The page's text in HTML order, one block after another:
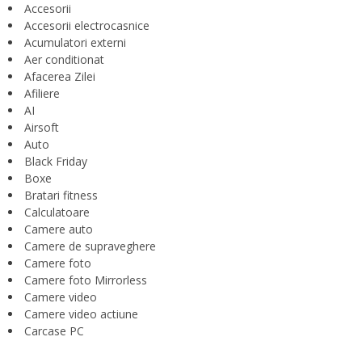
Accesorii
Accesorii electrocasnice
Acumulatori externi
Aer conditionat
Afacerea Zilei
Afiliere
AI
Airsoft
Auto
Black Friday
Boxe
Bratari fitness
Calculatoare
Camere auto
Camere de supraveghere
Camere foto
Camere foto Mirrorless
Camere video
Camere video actiune
Carcase PC